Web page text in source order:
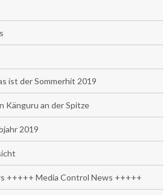
ist der Sommerhit 2019
Känguru an der Spitze
2019
+++++ Media Control News +++++